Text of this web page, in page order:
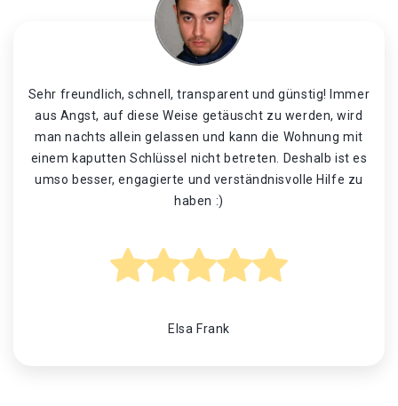
Sehr freundlich, schnell, transparent und günstig! Immer
aus Angst, auf diese Weise getäuscht zu werden, wird
man nachts allein gelassen und kann die Wohnung mit
einem kaputten Schlüssel nicht betreten. Deshalb ist es
umso besser, engagierte und verständnisvolle Hilfe zu
haben :)
Elsa Frank